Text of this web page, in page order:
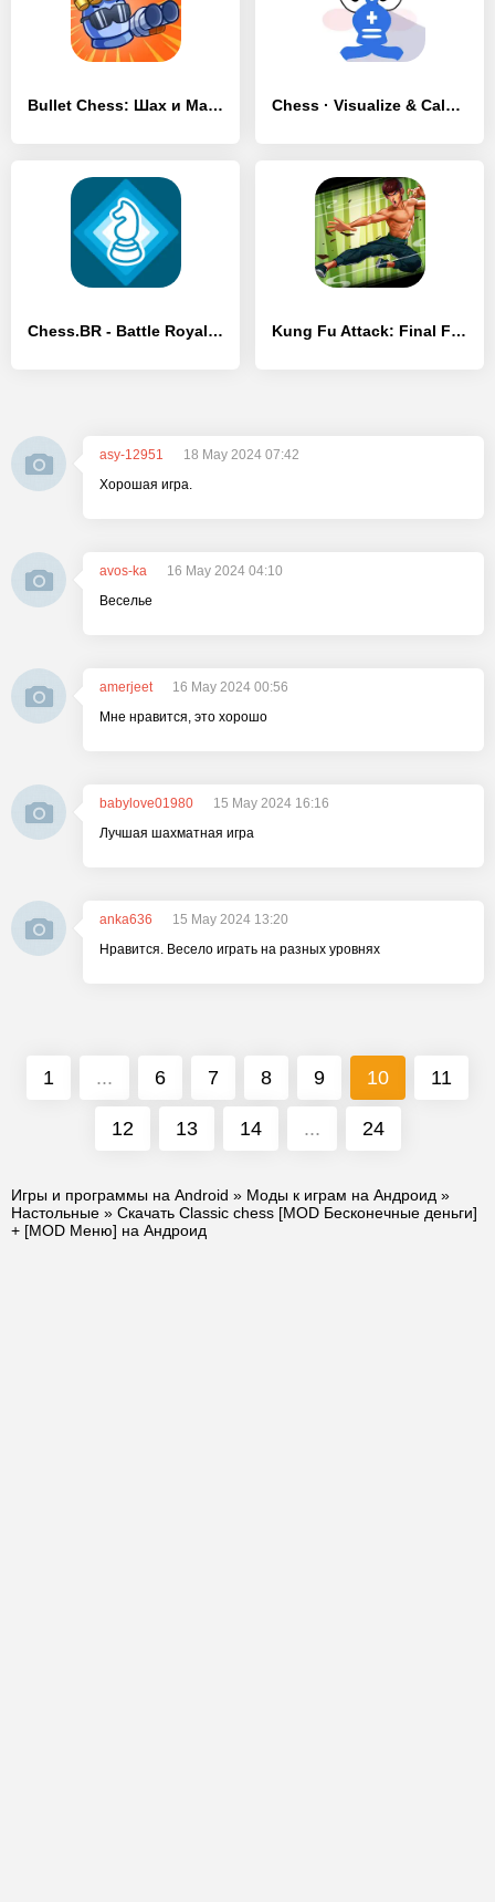
Bullet Chess: Шах и Мат - [MOD Бесконечные монеты] Chess · Visualize & Calculate - [MOD Бесконечные деньги]
Chess.BR - Battle Royale Chess - [MOD Много денег] Kung Fu Attack: Final Fight
asy-12951
18 May 2024 07:42
Хорошая игра.
avos-ka
16 May 2024 04:10
Веселье
amerjeet
16 May 2024 00:56
Мне нравится, это хорошо
babylove01980
15 May 2024 16:16
Лучшая шахматная игра
anka636
15 May 2024 13:20
Нравится. Весело играть на разных уровнях
1 ... 6 7 8 9 10 11
12 13 14 ... 24
Игры и программы на Android » Моды к играм на Андроид »
Настольные » Скачать Classic chess [MOD Бесконечные деньги]
+ [MOD Меню] на Андроид